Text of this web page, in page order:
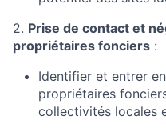
2. Prise de contact et
propriétaires fonciers :
Identifier et entrer
propriétaires
collectivités locales